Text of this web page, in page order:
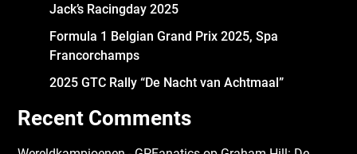
Jack’s Racingday 2025
Formula 1 Belgian Grand Prix 2025, Spa
Francorchamps
2025 GTC Rally “De Nacht van Achtmaal”
Recent Comments